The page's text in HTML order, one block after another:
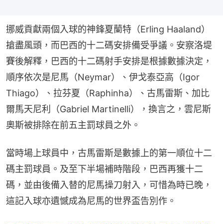
挪威貢獻兩個入球的神鋒夏蘭特（Erling Haaland）
搶盡風頭，而巴西的十二碼安排備受爭議。安察洛堤
賽後解釋，巴西的十二碼射手安排是根據數據決定，
順序依次是尼馬（Neymar）、伊戈泰亞高（Igor
Thiago）、拉芬夏（Raphinha）、古馬雷斯、加比
爾馬天尼利（Gabriel Martinelli），換言之，雲尼斯
奧斯被排除在前五主罰球員之外。
當時場上球員中，古馬雷斯是數據上的第一順位十二
碼主罰球員。及至下半場補時階段，巴西再獲十二
碼，並由後備入替的尼馬操刀射入，可惜為時已晚，
這記入球亦遺憾成為尼馬的世界盃告別作。